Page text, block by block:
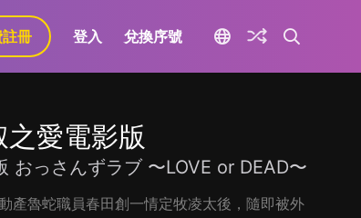
冊 登入 兌換序號
之愛電影版
おっさんずラブ 〜LOVE or DEAD〜
產魯蛇職員春田創一情定牧凌太後，隨即被外